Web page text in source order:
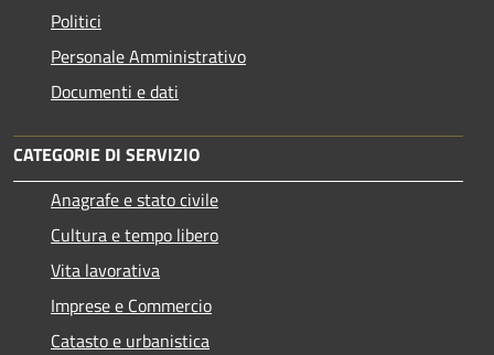
Politici
Personale Amministrativo
Documenti e dati
CATEGORIE DI SERVIZIO
Anagrafe e stato civile
Cultura e tempo libero
Vita lavorativa
Imprese e Commercio
Catasto e urbanistica